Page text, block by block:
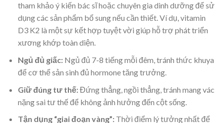
tham khảo ý kiến bác sĩ hoặc chuyên gia dinh dưỡng để sử
dụng các sản phẩm bổ sung nếu cần thiết. Ví dụ, vitamin
D3 K2 là một sự kết hợp tuyệt vời giúp hỗ trợ phát triển
xương khớp toàn diện.
Ngủ đủ giấc:Ngủ đủ 7-8 tiếng mỗi đêm, tránh thức khuya
để cơ thể sản sinh đủ hormone tăng trưởng.
Giữ đúng tư thế:Đứng thẳng, ngồi thẳng, tránh mang vác
nặng sai tư thế để không ảnh hưởng đến cột sống.
Tận dụng “giai đoạn vàng”:Thời điểm lý tưởng nhất để